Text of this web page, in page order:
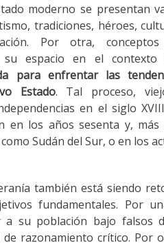
moderno se presentan
tradiciones, héroes,
Por otra, conceptos
su espacio en el contexto
para enfrentar las
Estado. Tal proceso,
en el siglo
en los años sesenta y,
Sudán del Sur, o en los
también está siendo
fundamentales. Por
su población bajo falsos
de razonamiento crítico.